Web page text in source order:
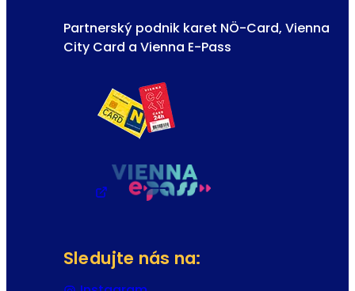
Partnerský podnik karet NÖ-Card, Vienna
City Card a Vienna E-Pass
Sledujte nás na: